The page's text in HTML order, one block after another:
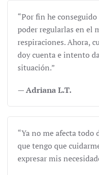
“Por fin he
poder regularlas en el
respiraciones. Ahora,
doy cuenta e intento
situación.”
— Adriana L.T.
“Ya no me afecta todo
que tengo que
expresar mis